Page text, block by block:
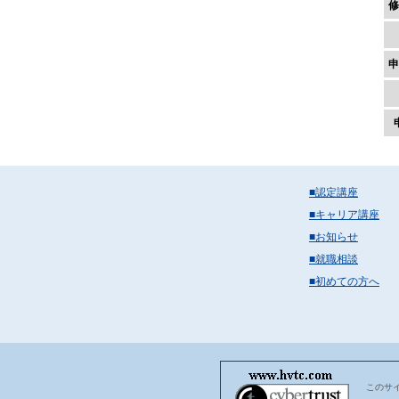
■認定講座
■キャリア講座
■お知らせ
■就職相談
■初めての方へ
このサ